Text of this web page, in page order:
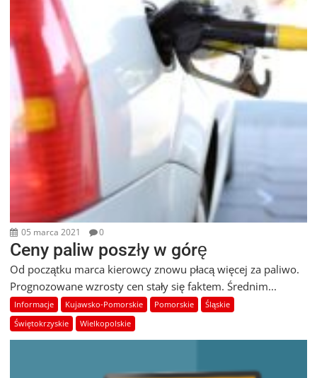
05 marca 2021 0
Ceny paliw poszły w górę
Od początku marca kierowcy znowu płacą więcej za paliwo.
Prognozowane wzrosty cen stały się faktem. Średnim...
Informacje Kujawsko-Pomorskie Pomorskie
Śląskie
Świętokrzyskie
Wielkopolskie